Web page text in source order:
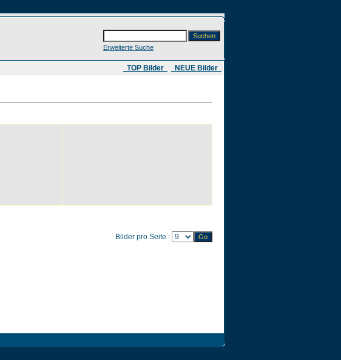
Erweiterte Suche
​ TOP Bilder NEUE Bilder
Bilder pro Seite :